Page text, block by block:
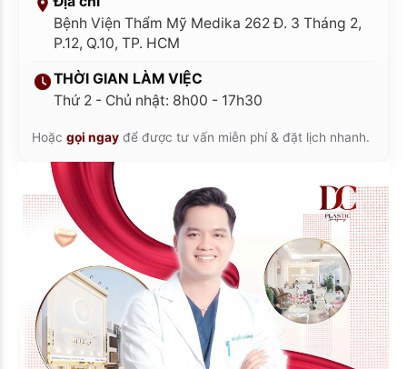
Bệnh Viện Thẩm Mỹ Medika 262 Đ. 3 Tháng 2,
P.12, Q.10, TP. HCM
THỜI GIAN LÀM VIỆC
Thứ 2 - Chủ nhật: 8h00 - 17h30
Hoặc gọi ngay để được tư vấn miễn phí & đặt lịch nhanh.